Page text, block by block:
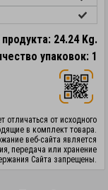
24.24 Kg.
упаковок: 1
от исходного
в комплект товара.
веб-сайта является
передача или хранение
Сайта запрещены.